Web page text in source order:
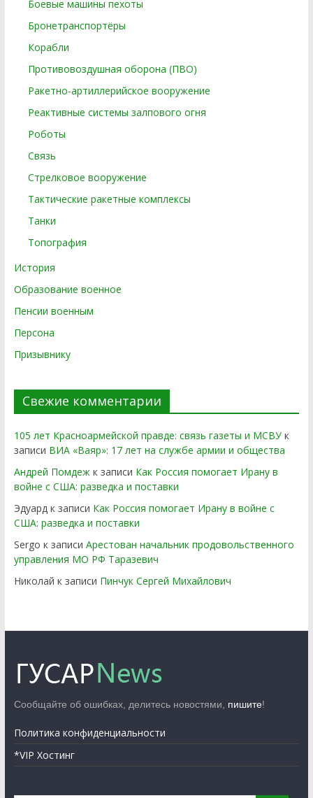
Боевые машины пехоты
Бронетранспортёры
Корабли
Противовоздушная оборона (ПВО)
Ракетно-артиллерийское вооружение
Реактивные системы залпового огня
Роботы
Связь
Стрелковое вооружение
Тактические ракетные комплексы
Танки
Топография
История
Образование военное
Пенсии военным
Персона
Призывнику
Свежие комментарии
105 лет Красноармейской правде: связь газеты и МСВУк
записи ВИА «Ваяр»: 17 лет на службе армии и общества
Андрей Помдежк записи Как Россия помогает Ирану в
войне с США: разведка и поставки
Эдуардк записи Как Россия помогает Ирану в войне с
США: разведка и поставки
Sergo к записи Арестован начальник продовольственного
управления МО РФ Таразевич
Николай к записи Пинчук Сергей Михайлович
Сообщайте об ошибках, делитесь новостями, пишите!
Политика конфиденциальности
*VIP Хостинг